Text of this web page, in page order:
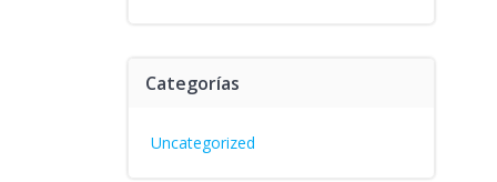
Categorías
Uncategorized